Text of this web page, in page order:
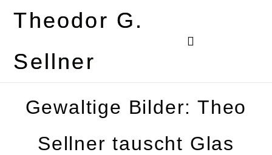
Theodor G.
Sellner
Gewaltige Bilder: Theo
Sellner tauscht Glas